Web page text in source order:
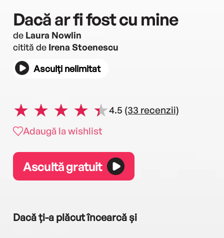
Dacă ar fi fost cu mine
de Laura Nowlin
citită de Irena Stoenescu
Asculți nelimitat
4.5 (33 recenzii)
Adaugă la wishlist
Ascultă gratuit
Dacă ți-a plăcut încearcă și